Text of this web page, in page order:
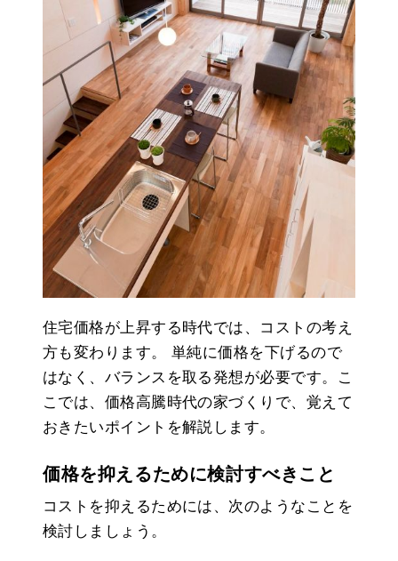
住宅価格が上昇する時代では、コストの考え
方も変わります。 単純に価格を下げるので
はなく、バランスを取る発想が必要です。こ
こでは、価格高騰時代の家づくりで、覚えて
おきたいポイントを解説します。
価格を抑えるために検討すべきこと
コストを抑えるためには、次のようなことを
検討しましょう。